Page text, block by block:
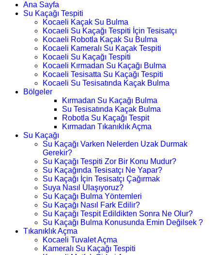
Ana Sayfa
Su Kaçağı Tespiti
Kocaeli Kaçak Su Bulma
Kocaeli Su Kaçağı Tespiti İçin Tesisatçı
Kocaeli Robotla Kaçak Su Bulma
Kocaeli Kameralı Su Kaçak Tespiti
Kocaeli Su Kaçağı Tespiti
Kocaeli Kırmadan Su Kaçağı Bulma
Kocaeli Tesisatta Su Kaçağı Tespiti
Kocaeli Su Tesisatında Kaçak Bulma
Bölgeler
Kırmadan Su Kaçağı Bulma
Su Tesisatında Kaçak Bulma
Robotla Su Kaçağı Tespit
Kırmadan Tıkanıklık Açma
Su Kaçağı
Su Kaçağı Varken Nelerden Uzak Durmak
Gerekir?
Su Kaçağı Tespiti Zor Bir Konu Mudur?
Su Kaçağında Tesisatçı Ne Yapar?
Su Kaçağı İçin Tesisatçı Çağırmak
Suya Nasıl Ulaşıyoruz?
Su Kaçağı Bulma Yöntemleri
Su Kaçağı Nasıl Fark Edilir?
Su Kaçağı Tespit Edildikten Sonra Ne Olur?
Su Kaçağı Bulma Konusunda Emin Değilsek ?
Tıkanıklık Açma
Kocaeli Tuvalet Açma
Kameralı Su Kaçağı Tespiti